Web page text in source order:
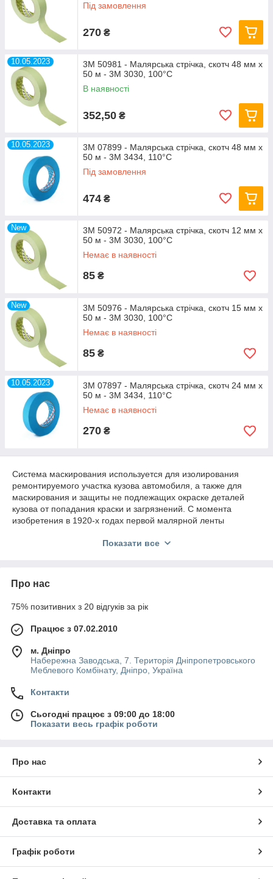
Під замовлення
270 ₴
10.05.2023
3M 50981 - Малярська стрічка, скотч 48 мм х
50 м - 3M 3030, 100°С
В наявності
352,50 ₴
10.05.2023
3M 07899 - Малярська стрічка, скотч 48 мм х
50 м - 3M 3434, 110°С
Під замовлення
474 ₴
New
3M 50972 - Малярська стрічка, скотч 12 мм х
50 м - 3M 3030, 100°С
Немає в наявності
85 ₴
New
3M 50976 - Малярська стрічка, скотч 15 мм х
50 м - 3M 3030, 100°С
Немає в наявності
85 ₴
10.05.2023
3M 07897 - Малярська стрічка, скотч 24 мм х
50 м - 3M 3434, 110°С
Немає в наявності
270 ₴
Система маскирования используется для изолирования
ремонтируемого участка кузова автомобиля, а также для
маскирования и защиты не подлежащих окраске деталей
кузова от попадания краски и загрязнений. С момента
изобретения в 1920-х годах первой малярной ленты
производства маскирующих материалов. Бренд Scotch® для
продвинутую линейку маскирующих материалов для
ремонта автомобиля.
Маскуючі матеріали 3М™ використовуються
і дозволяють вирішити проблему захисту зазорів,
бензобака.
У цій групі представлені паперові і поролонові малярні
Показати все
Про нас
75% позитивних з 20 відгуків за рік
Працює з 07.02.2010
м. Дніпро
Набережна Заводська, 7. Територія Дніпропетровського
Меблевого Комбінату, Дніпро, Україна
Контакти
Сьогодні працює з 09:00 до 18:00
Показати весь графік роботи
Про нас
Контакти
Доставка та оплата
Графік роботи